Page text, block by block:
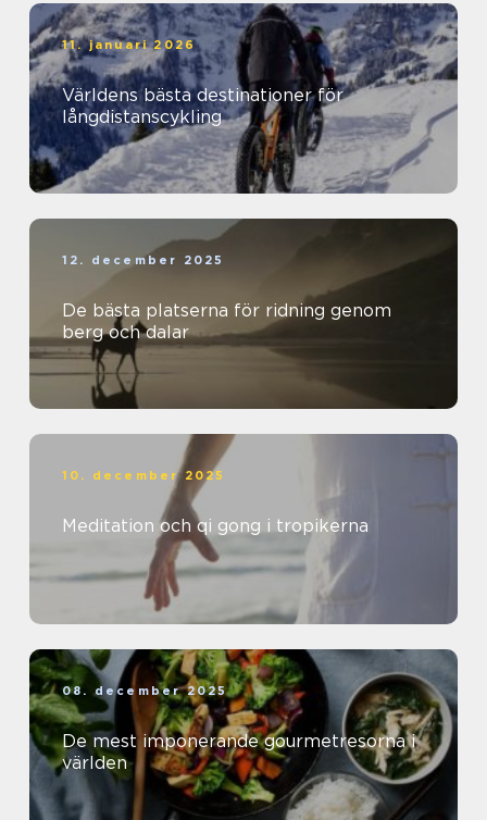
11. januari 2026
Världens bästa destinationer för
långdistanscykling
12. december 2025
De bästa platserna för ridning genom
berg och dalar
10. december 2025
Meditation och qi gong i tropikerna
08. december 2025
De mest imponerande gourmetresorna i
världen